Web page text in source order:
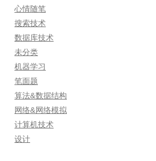
心情随笔
搜索技术
数据库技术
未分类
机器学习
笔面题
算法&数据结构
网络&网络模拟
计算机技术
设计